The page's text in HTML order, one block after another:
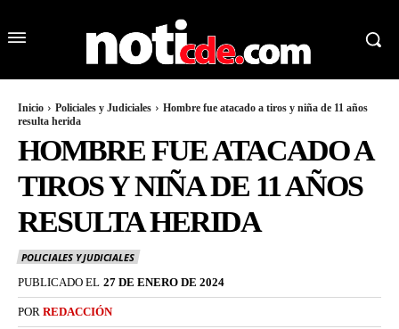
Inicio Policiales y Judiciales
Hombre fue atacado a tiros y niña de 11 años
resulta herida
HOMBRE FUE ATACADO A
TIROS Y NIÑA DE 11 AÑOS
RESULTA HERIDA
POLICIALES Y JUDICIALES
PUBLICADO EL 27 DE ENERO DE 2024
POR REDACCIÓN